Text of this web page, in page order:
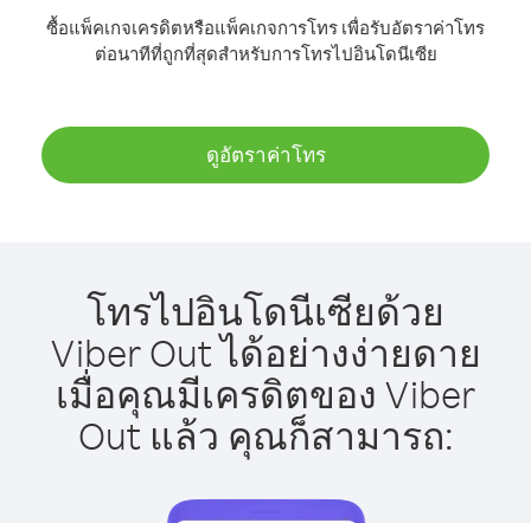
ซื้อแพ็คเกจเครดิตหรือแพ็คเกจการโทร เพื่อรับอัตราค่าโทร
ต่อนาทีที่ถูกที่สุดสำหรับการโทรไปอินโดนีเซีย
ดูอัตราค่าโทร
โทรไปอินโดนีเซียด้วย
Viber Out ได้อย่างง่ายดาย
เมื่อคุณมีเครดิตของ Viber
Out แล้ว คุณก็สามารถ: